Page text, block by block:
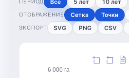
ПЕРИОД Все 5 лет 10 лет
ОТОБРАЖЕНИЕ Сетка Точки
ЭКСПОРТ SVG PNG CSV
6 000 га